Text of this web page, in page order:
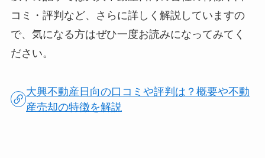
コミ・評判など、さらに詳しく解説していますの
で、気になる方はぜひ一度お読みになってみてく
ださい。
大興不動産日向の口コミや評判は？概要や不動
産売却の特徴を解説